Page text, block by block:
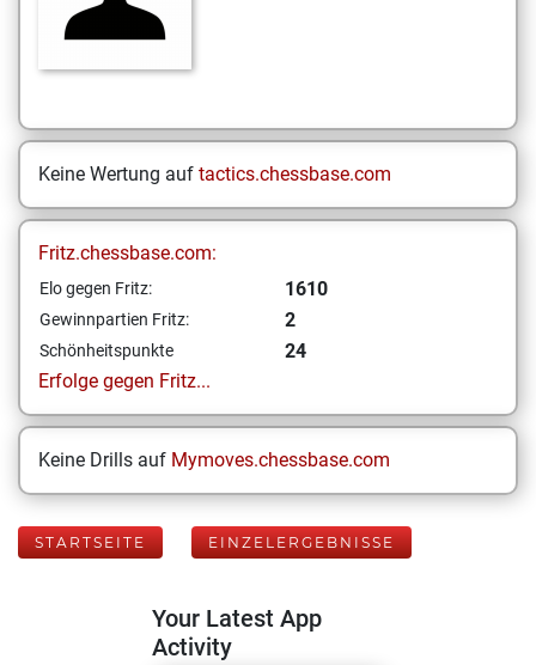
Keine Wertung auf tactics.chessbase.com
Fritz.chessbase.com:
Elo gegen Fritz: 1610
Gewinnpartien Fritz: 2
Schönheitspunkte
24
Erfolge gegen Fritz...
Keine Drills auf Mymoves.chessbase.com
STARTSEITE EINZELERGEBNISSE
Your Latest App
Activity